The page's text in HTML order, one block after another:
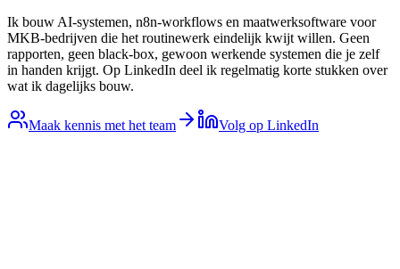
Ik bouw AI-systemen, n8n-workflows en maatwerksoftware voor
MKB-bedrijven die het routinewerk eindelijk kwijt willen. Geen
rapporten, geen black-box, gewoon werkende systemen die je zelf
in handen krijgt. Op LinkedIn deel ik regelmatig korte stukken over
wat ik dagelijks bouw.
Maak kennis met het team Volg op LinkedIn